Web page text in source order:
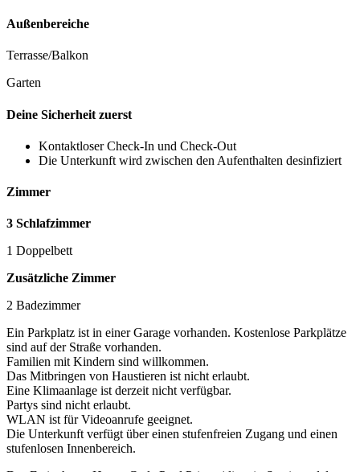
Außenbereiche
Terrasse/Balkon
Garten
Deine Sicherheit zuerst
Kontaktloser Check-In und Check-Out
Die Unterkunft wird zwischen den Aufenthalten desinfiziert
Zimmer
3 Schlafzimmer
1 Doppelbett
Zusätzliche Zimmer
2 Badezimmer
Ein Parkplatz ist in einer Garage vorhanden. Kostenlose Parkplätze
sind auf der Straße vorhanden.
Familien mit Kindern sind willkommen.
Das Mitbringen von Haustieren ist nicht erlaubt.
Eine Klimaanlage ist derzeit nicht verfügbar.
Partys sind nicht erlaubt.
WLAN ist für Videoanrufe geeignet.
Die Unterkunft verfügt über einen stufenfreien Zugang und einen
stufenlosen Innenbereich.